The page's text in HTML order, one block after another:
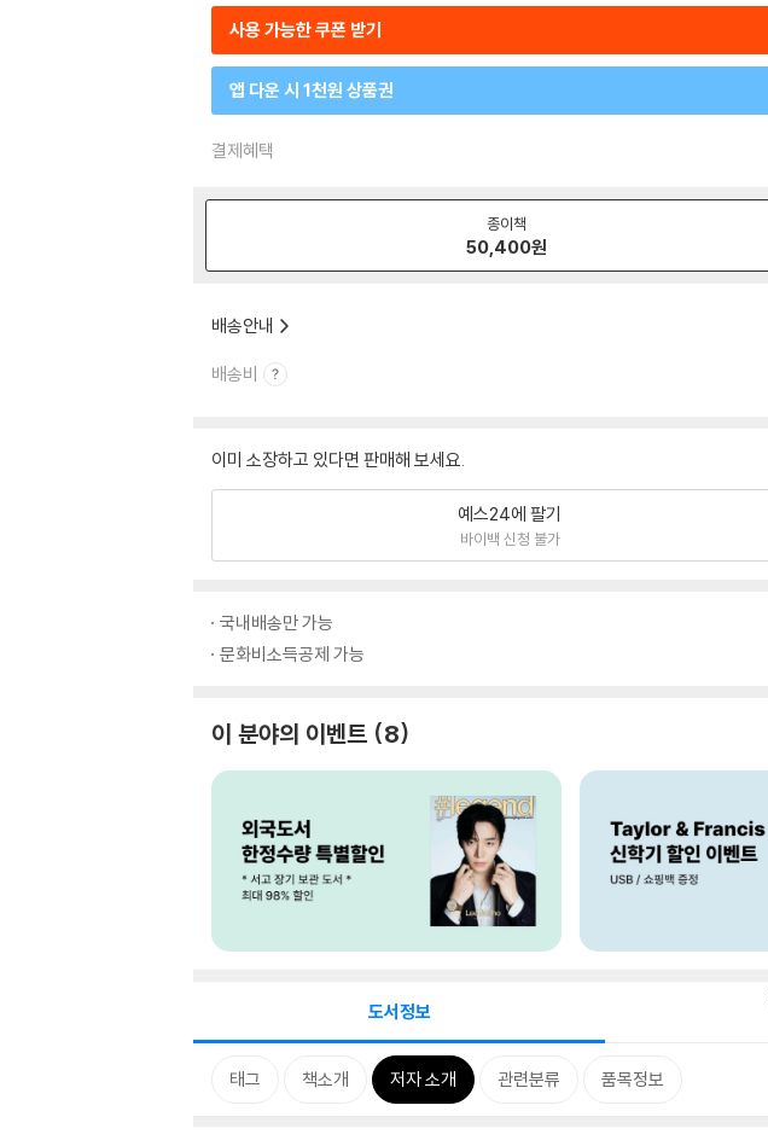
사용 가능한 쿠폰 받기
앱 다운 시 1천원 상품권
결제혜택
종이책
50,400원
배송안내
배송비
이미 소장하고 있다면 판매해 보세요.
예스24에 팔기
바이백 신청 불가
국내배송만 가능
문화비소득공제 가능
이 분야의 이벤트 8
도서정보
태그 책소개 저자 소개 관련분류 품목정보